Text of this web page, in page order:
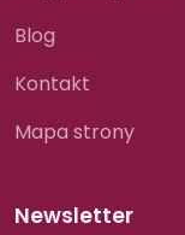
Blog
Kontakt
Mapa strony
Newsletter